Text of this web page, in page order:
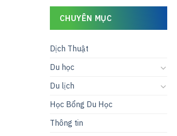
CHUYÊN MỤC
Dịch Thuật
Du học
Du lịch
Học Bổng Du Học
Thông tin